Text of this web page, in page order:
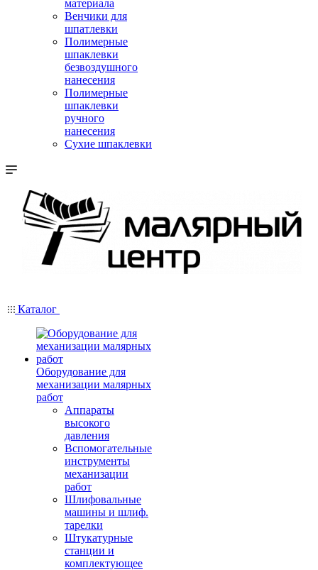
материала
Венчики для
шпатлевки
Полимерные
шпаклевки
безвоздушного
нанесения
Полимерные
шпаклевки
ручного
нанесения
Сухие шпаклевки
Каталог
Оборудование для
механизации малярных
работ
Аппараты
высокого
давления
Вспомогательные
инструменты
механизации
работ
Шлифовальные
машины и шлиф.
тарелки
Штукатурные
станции и
комплектующее